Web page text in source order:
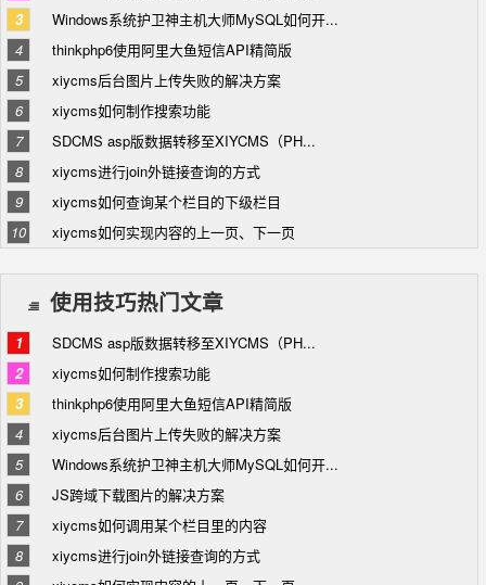
3
Windows系统护卫神主机大师MySQL如何开...
4
thinkphp6使用阿里大鱼短信API精简版
5
xiycms后台图片上传失败的解决方案
6
xiycms如何制作搜索功能
7
SDCMS asp版数据转移至XIYCMS（PH...
8
xiycms进行join外链接查询的方式
9
xiycms如何查询某个栏目的下级栏目
10
xiycms如何实现内容的上一页、下一页
使用技巧热门文章
1
SDCMS asp版数据转移至XIYCMS（PH...
2
xiycms如何制作搜索功能
3
thinkphp6使用阿里大鱼短信API精简版
4
xiycms后台图片上传失败的解决方案
5
Windows系统护卫神主机大师MySQL如何开...
6
JS跨域下载图片的解决方案
7
xiycms如何调用某个栏目里的内容
8
xiycms进行join外链接查询的方式